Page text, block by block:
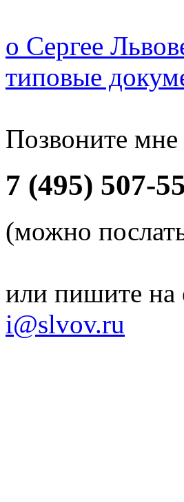
о Сергее
типовые
Позвоните
7 (495) 507-
(можно
или пишите на
i@slvov.ru